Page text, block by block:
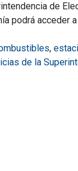
de
podrá
,
de la